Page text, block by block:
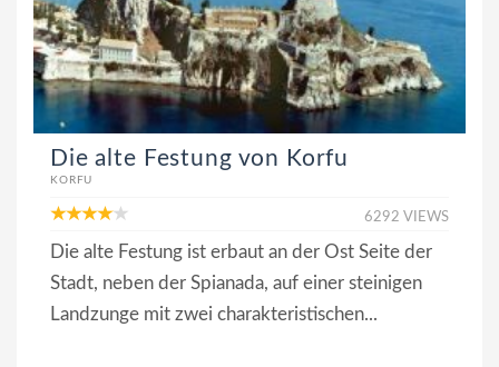
Die alte Festung von Korfu
KORFU
6292 VIEWS
Die alte Festung ist erbaut an der Ost Seite der
Stadt, neben der Spianada, auf einer steinigen
Landzunge mit zwei charakteristischen...